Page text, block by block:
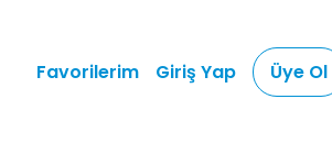
Kargo Ücretsiz!
Favorilerim Giriş Yap Üye Ol